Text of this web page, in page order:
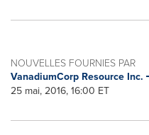
NOUVELLES FOURNIES PAR
VanadiumCorp Resource Inc.
25 mai, 2016, 16:00 ET